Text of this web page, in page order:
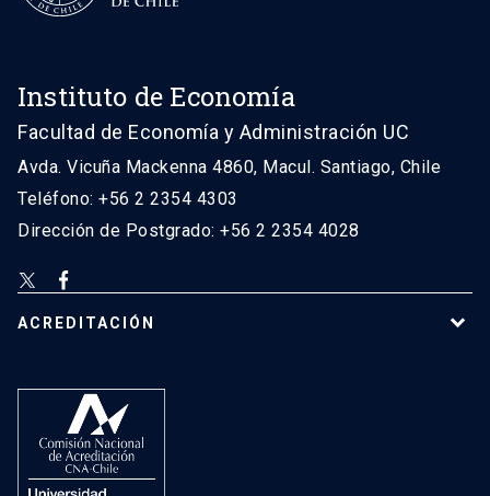
Instituto de Economía
Facultad de Economía y Administración UC
Avda. Vicuña Mackenna 4860, Macul. Santiago, Chile
Teléfono: +56 2 2354 4303
Dirección de Postgrado: +56 2 2354 4028
ACREDITACIÓN